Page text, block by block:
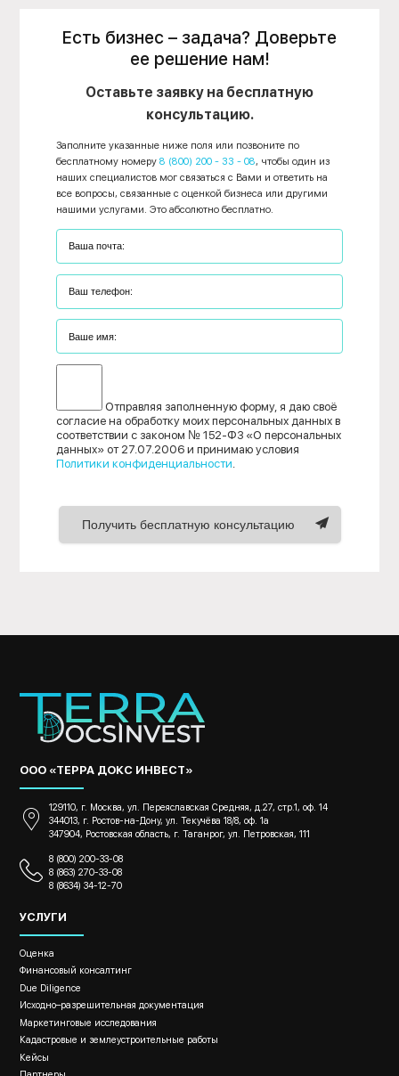
Есть бизнес – задача? Доверьте
ее решение нам!
Оставьте заявку на бесплатную
консультацию.
Заполните указанные ниже поля или позвоните по
бесплатному номеру 8 (800) 200 - 33 - 08, чтобы один из
наших специалистов мог связаться с Вами и ответить на
все вопросы, связанные с оценкой бизнеса или другими
нашими услугами. Это абсолютно бесплатно.
Отправляя заполненную форму, я даю своё
согласие на обработку моих персональных данных в
соответствии с законом № 152-ФЗ «О персональных
данных» от 27.07.2006 и принимаю условия
Политики конфиденциальности
Получить бесплатную консультацию
ООО «ТЕРРА ДОКС ИНВЕСТ»
129110, г. Москва, ул. Переяславская Средняя, д.27, стр.1, оф. 14
344013, г. Ростов-на-Дону, ул. Текучёва 18/8, оф. 1а
347904, Ростовская область, г. Таганрог, ул. Петровская, 111
8 (800) 200-33-08
8 (863) 270-33-08
8 (8634) 34-12-70
УСЛУГИ
Оценка
Финансовый консалтинг
Due Diligence
Исходно–разрешительная документация
Маркетинговые исследования
Кадастровые и землеустроительные работы
Кейсы